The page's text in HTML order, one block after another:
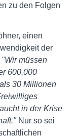
zu den Folgen
einen
der
"Wir müssen
600.000
30 Millionen
in der Krise
Nur so sei